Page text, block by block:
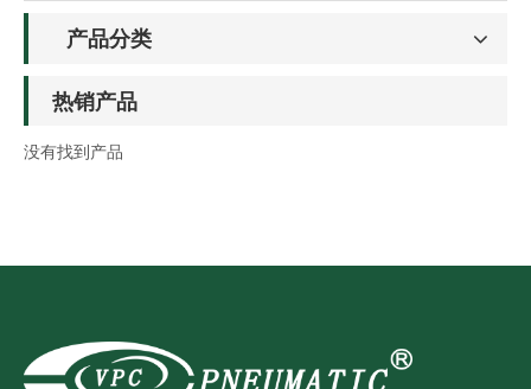
产品分类
热销产品
没有找到产品